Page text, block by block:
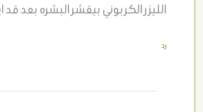
الليزر الكربوني بيقشر البشره بعد
رد